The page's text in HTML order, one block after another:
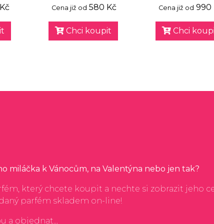
Cena již od 580 Kč
Chci koupit
Cena již od 990
Chci
miláčka k Vánocům, na Valentýna nebo jen tak?
který chcete koupit a nechte si zobrazit jeho
parfém skladem on-line!
a objednat...